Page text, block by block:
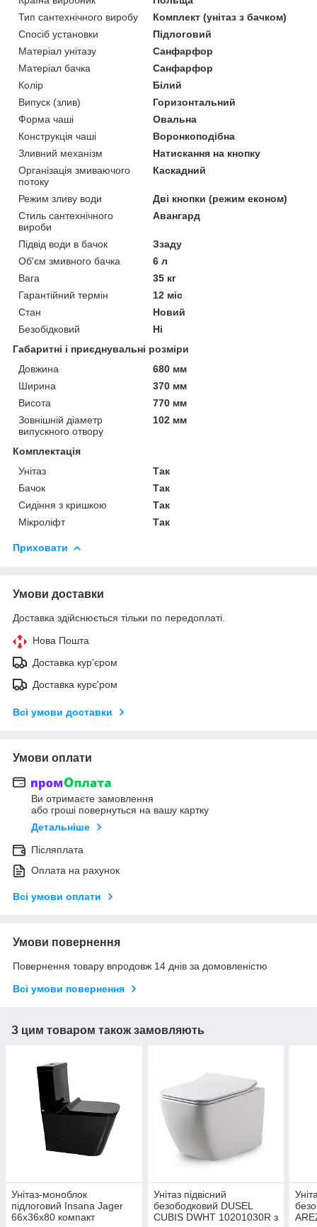
Тип сантехнічного виробу
Комплект (унітаз з бачком)
Спосіб установки
Підлоговий
Матеріал унітазу
Санфарфор
Матеріал бачка
Санфарфор
Колір
Білий
Випуск (злив)
Горизонтальний
Форма чаші
Овальна
Конструкція чаші
Воронкоподібна
Зливний механізм
Натискання на кнопку
Організація змиваючого
потоку
Каскадний
Режим зливу води
Дві кнопки (режим економ)
Стиль сантехнічного
вироби
Авангард
Підвід води в бачок
Ззаду
Об'єм змивного бачка
6 л
Вага
35 кг
Гарантійний термін
12 міс
Стан
Новий
Безобідковий
Ні
Габаритні і приєднувальні розміри
Довжина
680 мм
Ширина
370 мм
Висота
770 мм
Зовнішній діаметр
випускного отвору
102 мм
Комплектація
Унітаз
Так
Бачок
Так
Сидіння з кришкою
Так
Мікроліфт
Так
Приховати
Умови доставки
Доставка здійснюється тільки по передоплаті.
Нова Пошта
Доставка кур'єром
Доставка курє'ром
Всі умови доставки
Умови оплати
Ви отримаєте замовлення
або гроші повернуться на вашу картку
Детальніше
Післяплата
Оплата на рахунок
Всі умови оплати
Умови повернення
Повернення товару впродовж 14 днів за домовленістю
Всі умови повернення
З цим товаром також замовляють
Унітаз-моноблок
підлоговий Insana Jager
66х36х80 компакт
Унітаз підвісний
безободковий DUSEL
CUBIS DWHT 10201030R з